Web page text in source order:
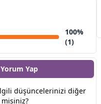
100%
(1)
Yorum Yap
düşüncelerinizi diğer